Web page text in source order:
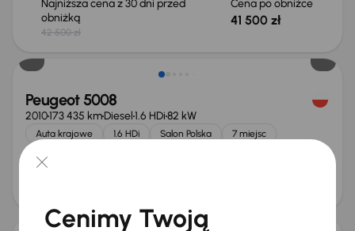
Najniższa cena z 30 dni przed
obniżką
42 500 zł
Cena po obniżce
41 500 zł
Taniej o 500 zł
Peugeot 5008
2010173 435 kmDiesel1.6 HDi82 kW
Auta krajowe 1.6 HDi Salon Polska
7 miejsc
+2 kolejnych
Miesięczna rata
Cenimy Twoją